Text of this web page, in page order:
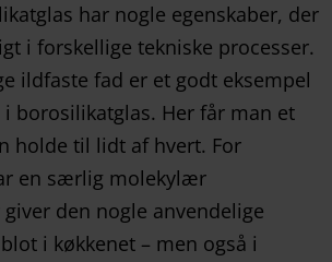
har nogle egenskaber, der
i forskellige tekniske processer.
ildfaste fad er et godt eksempel
borosilikatglas. Her får man et
holde til lidt af hvert. For
en særlig molekylær
den nogle anvendelige
i køkkenet – men også i